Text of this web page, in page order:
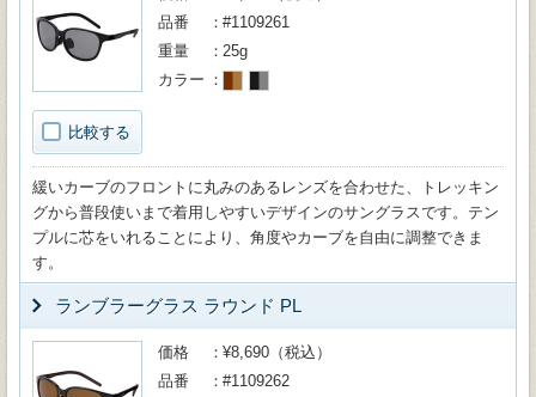
比較する
品番
#1109261
重量
25g
カラー
緩いカーブのフロントに丸みのあるレンズを合わせた、トレッキン
グから普段使いまで着用しやすいデザインのサングラスです。テン
プルに芯をいれることにより、角度やカーブを自由に調整できま
す。
ランブラーグラス ラウンド PL
価格
¥8,690（税込）
品番
#1109262